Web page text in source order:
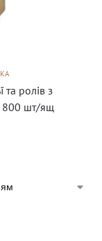
та ролів з
800 шт/ящ